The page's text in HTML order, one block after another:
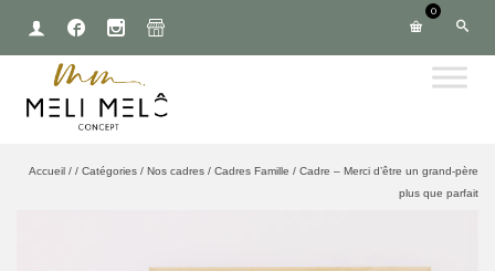
0
Accueil / / Catégories / Nos cadres / Cadres Famille / Cadre – Merci d’être un grand-père
plus que parfait